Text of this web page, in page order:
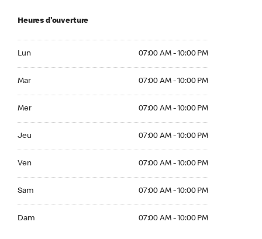
Heures d'ouverture
Lun 07:00 AM - 10:00 PM
Mar 07:00 AM - 10:00 PM
Mer 07:00 AM - 10:00 PM
Jeu 07:00 AM - 10:00 PM
Ven 07:00 AM - 10:00 PM
Sam 07:00 AM - 10:00 PM
Dam 07:00 AM - 10:00 PM